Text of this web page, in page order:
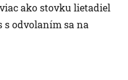
ako stovku lietadiel
s odvolaním sa na